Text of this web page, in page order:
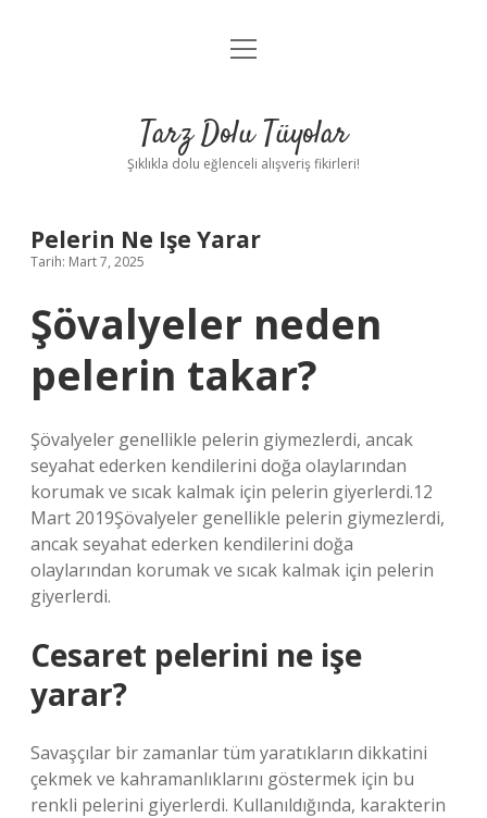
Anasayfa
Yasal Uyarı
menüyü
Tarz Dolu Tüyolar
Şıklıkla dolu eğlenceli alışveriş fikirleri!
Pelerin Ne Işe Yarar
Tarih: Mart 7, 2025
Şövalyeler neden
pelerin takar?
Şövalyeler genellikle pelerin giymezlerdi, ancak
seyahat ederken kendilerini doğa olaylarından
korumak ve sıcak kalmak için pelerin giyerlerdi.12
Mart 2019Şövalyeler genellikle pelerin giymezlerdi,
ancak seyahat ederken kendilerini doğa
olaylarından korumak ve sıcak kalmak için pelerin
giyerlerdi.
Cesaret pelerini ne işe
yarar?
Savaşçılar bir zamanlar tüm yaratıkların dikkatini
çekmek ve kahramanlıklarını göstermek için bu
renkli pelerini giyerlerdi. Kullanıldığında, karakterin